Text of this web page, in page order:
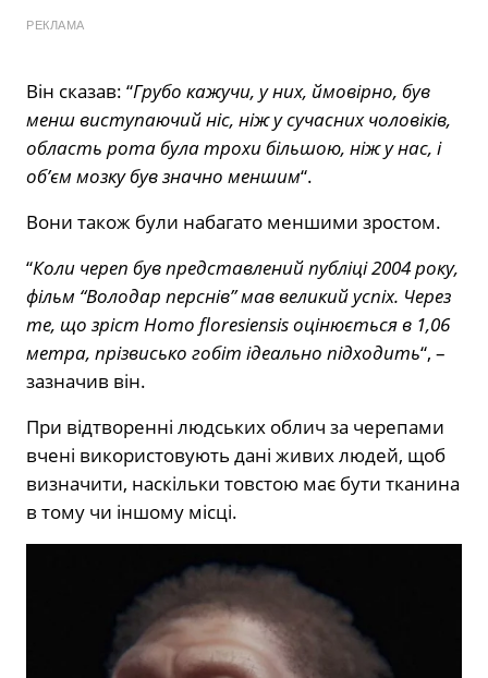
РЕКЛАМА
Він сказав: “Грубо кажучи, у них, ймовірно, був
менш виступаючий ніс, ніж у сучасних чоловіків,
область рота була трохи більшою, ніж у нас, і
об’єм мозку був значно меншим“.
Вони також були набагато меншими зростом.
“Коли череп був представлений публіці 2004 року,
фільм “Володар перснів” мав великий успіх. Через
те, що зріст Homo floresiensis оцінюється в 1,06
метра, прізвисько гобіт ідеально підходить“, –
зазначив він.
При відтворенні людських облич за черепами
вчені використовують дані живих людей, щоб
визначити, наскільки товстою має бути тканина
в тому чи іншому місці.